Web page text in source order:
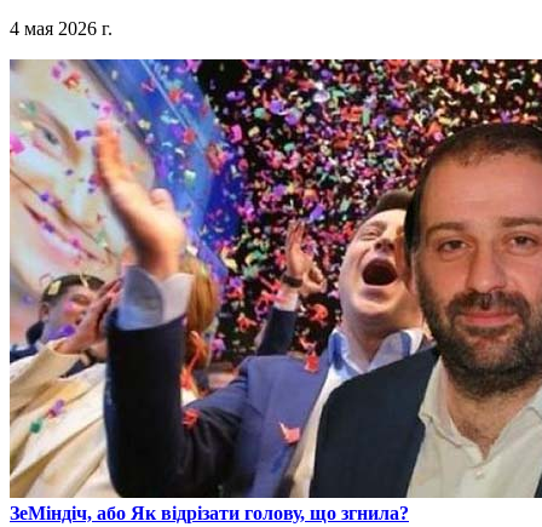
4 мая 2026 г.
​ЗеМіндіч, або Як відрізати голову, що згнила?